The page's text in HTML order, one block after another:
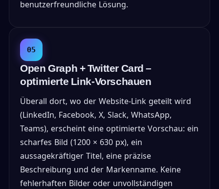
benutzerfreundliche Lösung.
05
Open Graph + Twitter Card –
optimierte Link-Vorschauen
Überall dort, wo der Website-Link geteilt wird
(LinkedIn, Facebook, X, Slack, WhatsApp,
Teams), erscheint eine optimierte Vorschau: ein
scharfes Bild (1200 × 630 px), ein
aussagekräftiger Titel, eine präzise
Beschreibung und der Markenname. Keine
fehlerhaften Bilder oder unvollständigen